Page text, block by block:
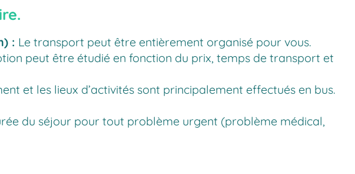
: Le transport peut être entièrement organisé pour vous.
peut être étudié en fonction du prix, temps de transport et
et les lieux d’activités sont principalement effectués en bus.
du séjour pour tout problème urgent (problème médical,